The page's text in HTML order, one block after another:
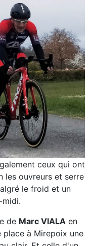
ceux qui ont
les ouvreurs et serre
le froid et un
de Marc VIALA en
place à Mirepoix une